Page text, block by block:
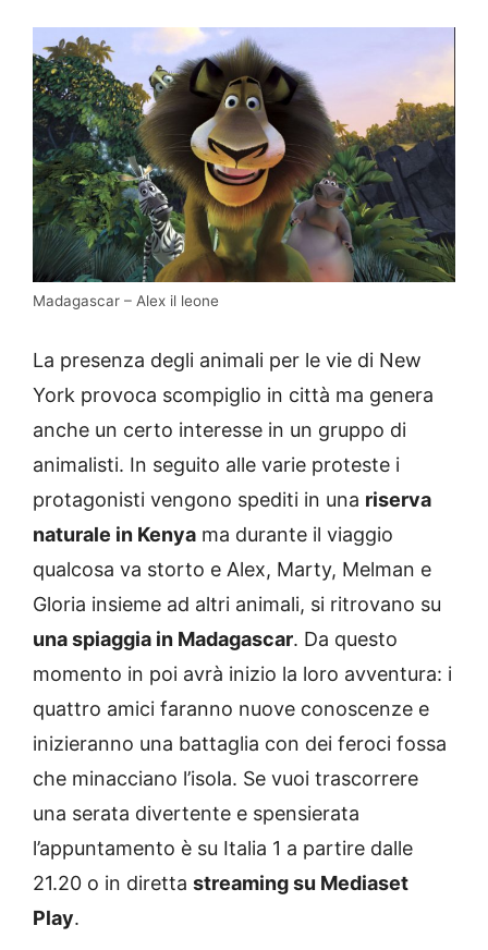
Madagascar – Alex il leone
La presenza degli animali per le vie di New
York provoca scompiglio in città ma genera
anche un certo interesse in un gruppo di
animalisti. In seguito alle varie proteste i
protagonisti vengono spediti in una riserva
naturale in Kenya ma durante il viaggio
qualcosa va storto e Alex, Marty, Melman e
Gloria insieme ad altri animali, si ritrovano su
una spiaggia in Madagascar. Da questo
momento in poi avrà inizio la loro avventura: i
quattro amici faranno nuove conoscenze e
inizieranno una battaglia con dei feroci fossa
che minacciano l’isola. Se vuoi trascorrere
una serata divertente e spensierata
l’appuntamento è su Italia 1 a partire dalle
21.20 o in diretta streaming su Mediaset
Play.